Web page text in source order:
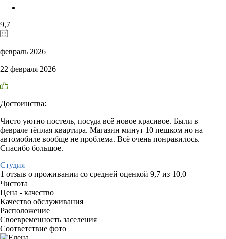
9,7
февраль 2026
22 февраля 2026
Достоинства:
Чисто уютно постель, посуда всё новое красивое. Были в
феврале тёплая квартира. Магазин минут 10 пешком но на
автомобиле вообще не проблема. Всё очень понравилось.
Спасибо большое.
Студия
1 отзыв о проживании со средней оценкой 9,7 из 10,0
Чистота
Цена - качество
Качество обслуживания
Расположение
Своевременность заселения
Соответствие фото